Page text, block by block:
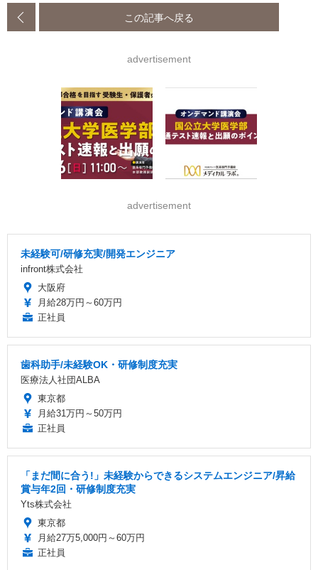
この記事へ戻る
advertisement
advertisement
未経験可/研修充実/開発エンジニア
infront株式会社
大阪府
月給28万円～60万円
正社員
歯科助手/未経験OK・研修制度充実
医療法人社団ALBA
東京都
月給31万円～50万円
正社員
「まだ間に合う!」未経験からできるシステムエンジニア/昇給
賞与年2回・研修制度充実
Yts株式会社
東京都
月給27万5,000円～60万円
正社員